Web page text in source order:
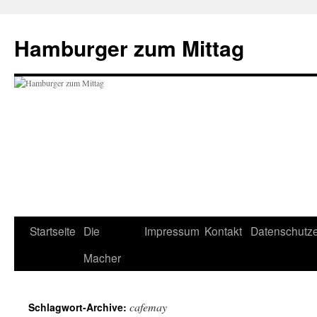
Hamburger zum Mittag
Zum
Startseite Die
Macher
Impressum Kontakt
Schlagwort-Archive: cafemay